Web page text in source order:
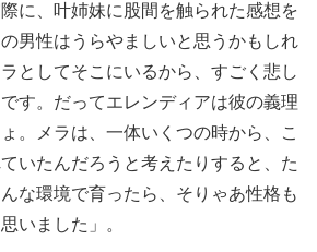
に、叶姉妹に股間を触られた感想を
男性はうらやましいと思うかもしれ
としてそこにいるから、すごく悲し
す。だってエレンディアは彼の義理
。メラは、一体いくつの時から、こ
いたんだろうと考えたりすると、た
な環境で育ったら、そりゃあ性格も
いました」。